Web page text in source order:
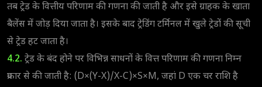
तब ट्रेड के वित्तीय परिणाम की गणना की जाती है और इसे ग्राहक के खाता
बैलेंस में जोड़ दिया जाता है। इसके बाद ट्रेडिंग टर्मिनल में खुले ट्रेडों की सूची
से ट्रेड हट जाता है।
4.2. ट्रेड के बंद होने पर विभिन्न साधनों के वित्त परिणाम की गणना निम्न
प्रकार से की जाती है: (D×(Y-X)/X-C)×S×M, जहां D एक चर राशि है